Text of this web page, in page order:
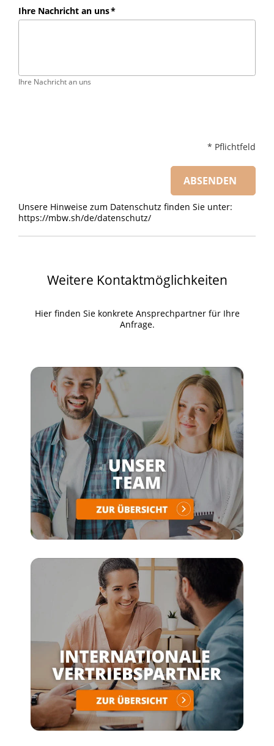
* Pflichtfeld
Absenden
Unsere Hinweise zum Datenschutz finden Sie unter:
https://mbw.sh/de/datenschutz/
Weitere Kontaktmöglichkeiten
Hier finden Sie konkrete Ansprechpartner für Ihre
Anfrage.